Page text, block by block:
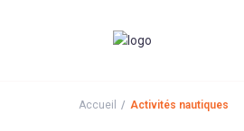
Accueil Activités nautiques